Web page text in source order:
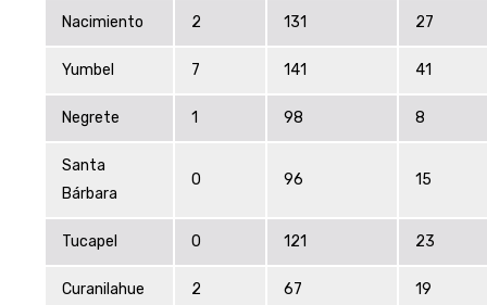
Nacimiento 2 131 27
Yumbel 7 141 41
Negrete 1 98 8
Santa
Bárbara
0 96 15
Tucapel 0 121 23
Curanilahue 2 67 19